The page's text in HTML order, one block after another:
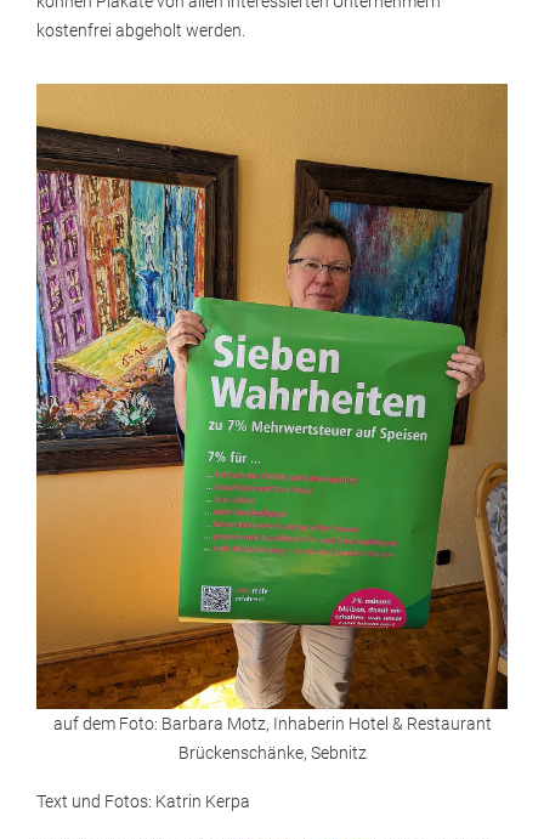
kostenfrei abgeholt werden.
auf dem Foto: Barbara Motz, Inhaberin Hotel & Restaurant
Brückenschänke, Sebnitz
Text und Fotos: Katrin Kerpa